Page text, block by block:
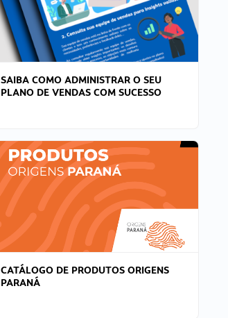
SAIBA COMO ADMINISTRAR O SEU
PLANO DE VENDAS COM SUCESSO
CATÁLOGO DE PRODUTOS ORIGENS
PARANÁ